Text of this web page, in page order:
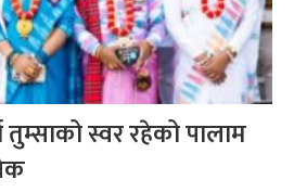
तुम्साको स्वर रहेको पालाम